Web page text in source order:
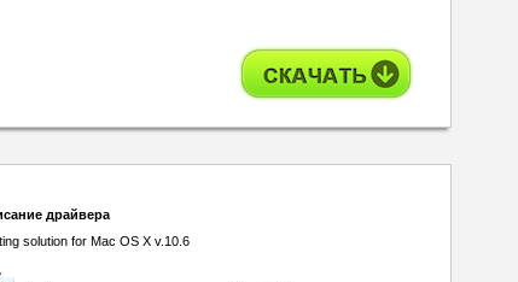
драйвера
solution for Mac OS X v.10.6